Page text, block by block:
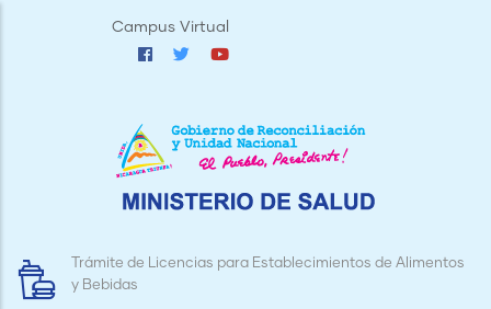
Campus Virtual
Trámite de Licencias para Establecimientos de Alimentos
y Bebidas